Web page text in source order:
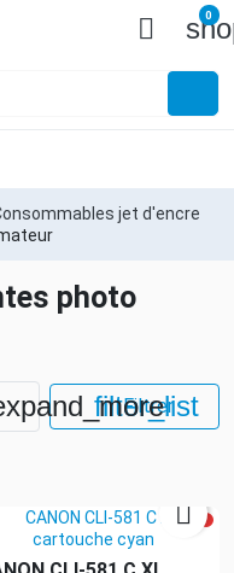
 0
jet d'encre
photo
filter_list
Filtrer
